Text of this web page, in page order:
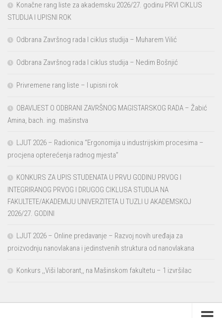
Konačne rang liste za akademsku 2026/27. godinu PRVI CIKLUS
STUDIJA I UPISNI ROK
Odbrana Završnog rada I ciklus studija – Muharem Vilić
Odbrana Završnog rada I ciklus studija – Nedim Bošnjić
Privremene rang liste – I upisni rok
OBAVIJEST O ODBRANI ZAVRŠNOG MAGISTARSKOG RADA – Žabić
Amina, bach. ing. mašinstva
LJUT 2026 – Radionica “Ergonomija u industrijskim procesima –
procjena opterećenja radnog mjesta”
KONKURS ZA UPIS STUDENATA U PRVU GODINU PRVOG I
INTEGRIRANOG PRVOG I DRUGOG CIKLUSA STUDIJA NA
FAKULTETE/AKADEMIJU UNIVERZITETA U TUZLI U AKADEMSKOJ
2026/27. GODINI
LJUT 2026 – Online predavanje – Razvoj novih uređaja za
proizvodnju nanovlakana i jedinstvenih struktura od nanovlakana
Konkurs ,,Viši laborant,, na Mašinskom fakultetu – 1 izvršilac